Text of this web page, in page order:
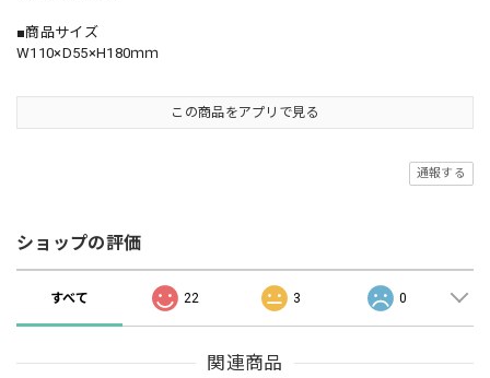
■商品サイズ
W110×D55×H180ｍｍ
この商品をアプリで見る
通報する
ショップの評価
すべて 22 3 0
関連商品